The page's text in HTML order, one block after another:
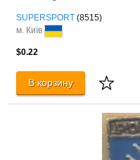
SUPERSPORT (8515)
м. Київ
$0.22
В корзину